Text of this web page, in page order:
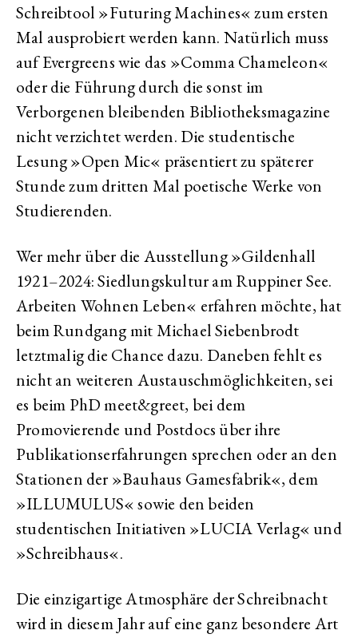
Schreibtool »Futuring Machines« zum ersten
Mal ausprobiert werden kann. Natürlich muss
auf Evergreens wie das »Comma Chameleon«
oder die Führung durch die sonst im
Verborgenen bleibenden Bibliotheksmagazine
nicht verzichtet werden. Die studentische
Lesung »Open Mic« präsentiert zu späterer
Stunde zum dritten Mal poetische Werke von
Studierenden.
Wer mehr über die Ausstellung »Gildenhall
1921–2024: Siedlungskultur am Ruppiner See.
Arbeiten Wohnen Leben« erfahren möchte, hat
beim Rundgang mit Michael Siebenbrodt
letztmalig die Chance dazu. Daneben fehlt es
nicht an weiteren Austauschmöglichkeiten, sei
es beim PhD meet&greet, bei dem
Promovierende und Postdocs über ihre
Publikationserfahrungen sprechen oder an den
Stationen der »Bauhaus Gamesfabrik«, dem
»ILLUMULUS« sowie den beiden
studentischen Initiativen »LUCIA Verlag« und
»Schreibhaus«.
Die einzigartige Atmosphäre der Schreibnacht
wird in diesem Jahr auf eine ganz besondere Art